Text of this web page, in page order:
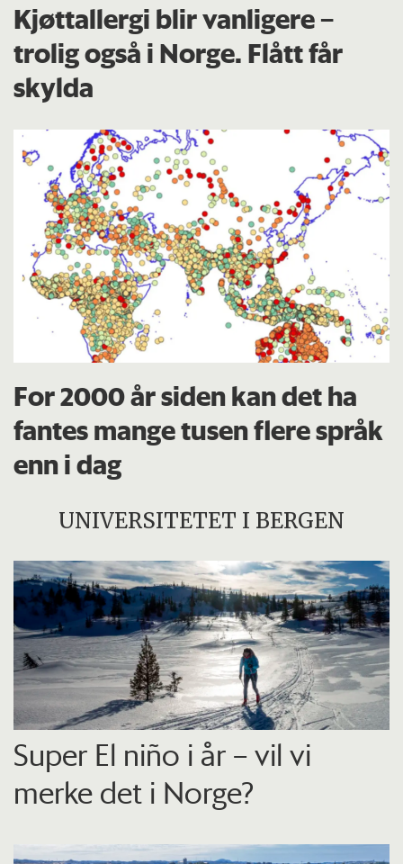
Kjøttallergi blir vanligere –
trolig også i Norge. Flått får
skylda
For 2000 år siden kan det ha
fantes mange tusen flere språk
enn i dag
UNIVERSITETET I BERGEN
Super El niño i år – vil vi
merke det i Norge?